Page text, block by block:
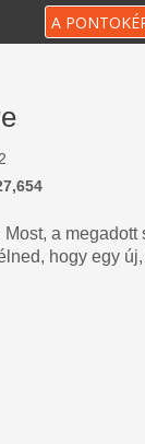
A
Most, a
hogy egy